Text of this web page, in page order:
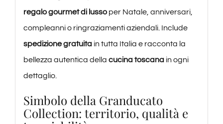
regalo gourmet di lussoper Natale, anniversari,
compleanni o ringraziamenti aziendali. Include
spedizione gratuitain tutta Italia e racconta la
bellezza autentica della cucina toscanain ogni
dettaglio.
Simbolo della Granducato
Collection: territorio, qualità e